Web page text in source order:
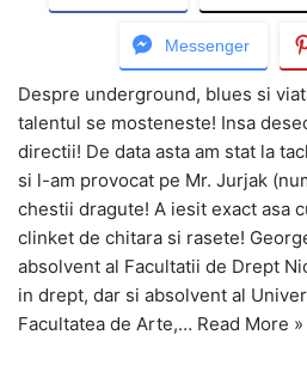
Messenger
Despre underground, blues si
talentul se mosteneste! Insa
directii! De data asta am stat la
si l-am provocat pe Mr. Jurjak
chestii dragute! A iesit exact asa
clinket de chitara si rasete!
absolvent al Facultatii de Drept
in drept, dar si absolvent al
Facultatea de Arte,… Read More »